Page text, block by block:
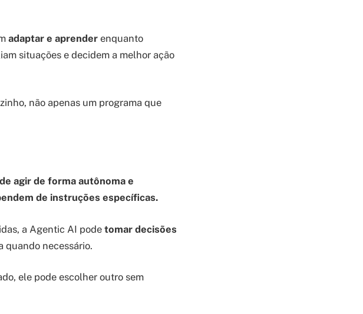
adaptar e aprender enquanto
situações e decidem a melhor ação
não apenas um programa que
agir de forma autônoma e
de instruções específicas.
a Agentic AI pode tomar decisões
quando necessário.
ele pode escolher outro sem